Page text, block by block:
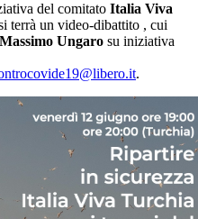
del comitato Italia Viva
terrà un video-dibattito , cui
Massimo Ungaro su iniziativa
.